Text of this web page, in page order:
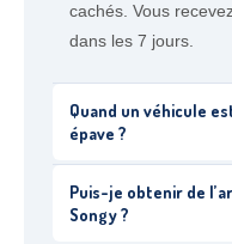
cachés. Vous
dans les 7 jours.
Quand un véhicule
épave ?
Puis-je obtenir de
Songy ?